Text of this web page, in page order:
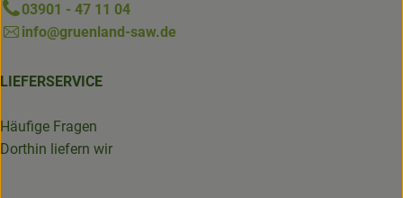
03901 - 47 11 04
info@gruenland-saw.de
LIEFERSERVICE
Häufige Fragen
Dorthin liefern wir